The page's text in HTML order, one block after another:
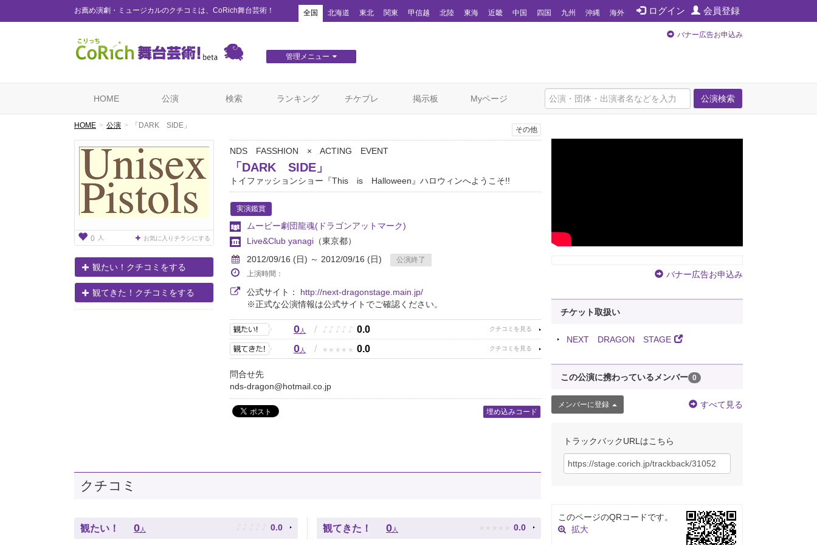
お薦め演劇・ミュージカルのクチコミは、CoRich舞台芸術！ ログイン 会員登録
全国 北海道 東北 関東 甲信越 北陸 東海 近畿 中国 四国 九州 沖縄 海外
管理メニュー
バナー広告お申込み
公演検索
HOME 公演 検索 ランキング チケプレ 掲示板 Myページ
HOME 公演 「DARK SIDE」
0 人 お気に入りチラシにする
観たい！クチコミをする
観てきた！クチコミをする
その他
NDS FASSHION × ACTING EVENT
「DARK SIDE」
トイファッションショー『This is Halloween』ハロウィンへようこそ!!
実演鑑賞
ムービー劇団龍魂(ドラゴンアットマーク)
Live&Club yanagi （東京都）
2012/09/16 (日) ～ 2012/09/16 (日)
公演終了
上演時間：
公式サイト： http://next-dragonstage.main.jp/
※正式な公演情報は公式サイトでご確認ください。
0人 / ♪ ♪ ♪ ♪ ♪ 0.0
0人 / ★ ★ ★ ★ ★ 0.0
問合せ先
nds-dragon@hotmail.co.jp
埋め込みコード
クチコミ
観たい！ 0 人 ♪ ♪ ♪ ♪ ♪ 0.0 観てきた！ 0 人 ★ ★ ★ ★ ★ 0.0
バナー広告お申込み
チケット取扱い
NEXT DRAGON STAGE
この公演に携わっているメンバー 0
メンバーに登録 すべて見る
トラックバックURLはこちら
このページのQRコードです。
拡大